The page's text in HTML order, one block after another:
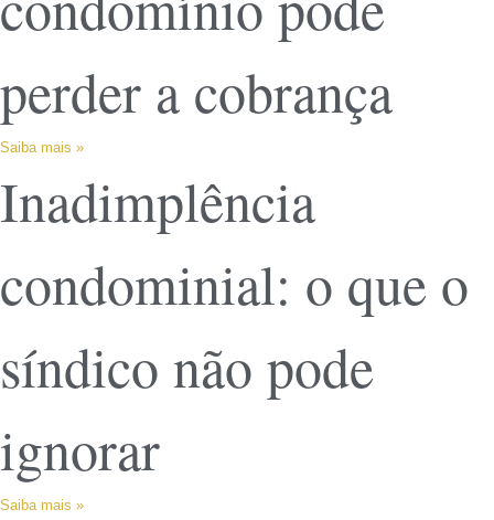
perder a cobrança
Saiba mais »
Inadimplência
condominial: o que o
síndico não pode
ignorar
Saiba mais »